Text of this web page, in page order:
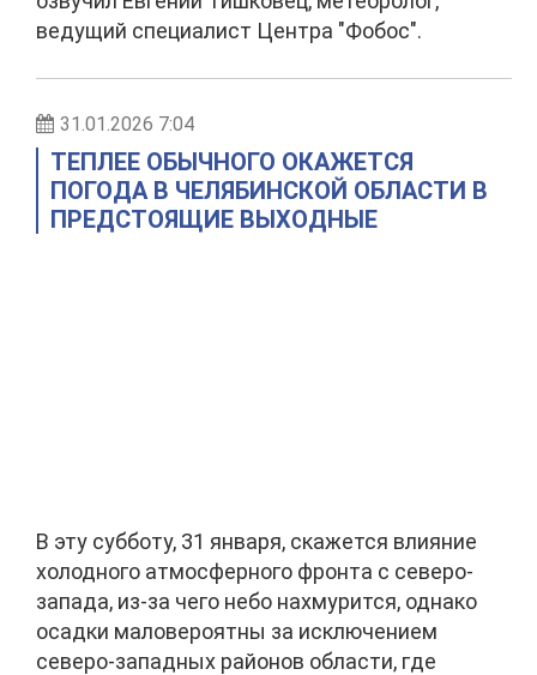
ведущий специалист Центра "Фобос".
31.01.2026 7:04
ТЕПЛЕЕ ОБЫЧНОГО ОКАЖЕТСЯ
ПОГОДА В ЧЕЛЯБИНСКОЙ ОБЛАСТИ В
ПРЕДСТОЯЩИЕ ВЫХОДНЫЕ
В эту субботу, 31 января, скажется влияние
холодного атмосферного фронта с северо-
запада, из-за чего небо нахмурится, однако
осадки маловероятны за исключением
северо-западных районов области, где